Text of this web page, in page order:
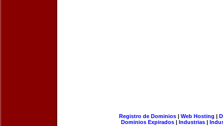
Registro de Dominios| Web Hosting |
Dominios Expirados | Industrias |